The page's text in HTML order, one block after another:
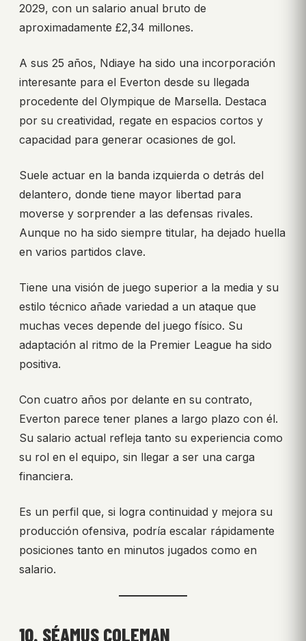
2029, con un salario anual bruto de
aproximadamente £2,34 millones.
A sus 25 años, Ndiaye ha sido una incorporación
interesante para el Everton desde su llegada
procedente del Olympique de Marsella. Destaca
por su creatividad, regate en espacios cortos y
capacidad para generar ocasiones de gol.
Suele actuar en la banda izquierda o detrás del
delantero, donde tiene mayor libertad para
moverse y sorprender a las defensas rivales.
Aunque no ha sido siempre titular, ha dejado huella
en varios partidos clave.
Tiene una visión de juego superior a la media y su
estilo técnico añade variedad a un ataque que
muchas veces depende del juego físico. Su
adaptación al ritmo de la Premier League ha sido
positiva.
Con cuatro años por delante en su contrato,
Everton parece tener planes a largo plazo con él.
Su salario actual refleja tanto su experiencia como
su rol en el equipo, sin llegar a ser una carga
financiera.
Es un perfil que, si logra continuidad y mejora su
producción ofensiva, podría escalar rápidamente
posiciones tanto en minutos jugados como en
salario.
10. SÉAMUS COLEMAN